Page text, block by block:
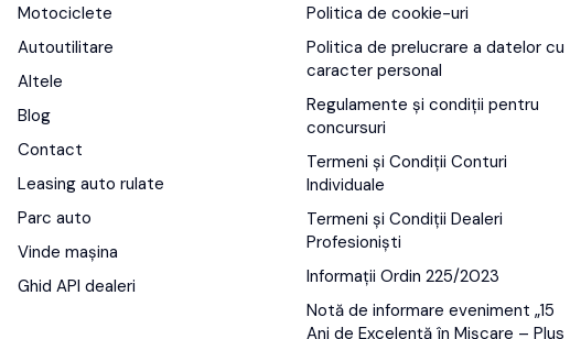
Motociclete
Autoutilitare
Altele
Blog
Contact
Leasing auto rulate
Parc auto
Vinde mașina
Ghid API dealeri
Politica de cookie-uri
Politica de prelucrare a datelor cu
caracter personal
Regulamente și condiții pentru
concursuri
Termeni și Condiții Conturi
Individuale
Termeni și Condiții Dealeri
Profesioniști
Informații Ordin 225/2023
Notă de informare eveniment „15
Ani de Excelență în Mișcare – Plus